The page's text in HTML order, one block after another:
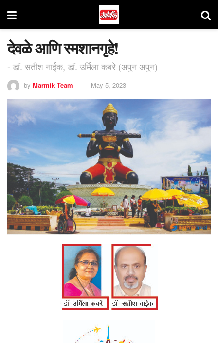
देवळे आणि स्मशानगृहे!
- डॉ. सतीश नाईक, डॉ. उर्मिला कबरे (अपुन अपुन)
by Marmik Team May 5, 2023